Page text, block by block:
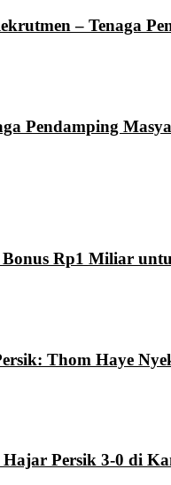
– Tenaga
Pendamping
Rp1 Miliar
Thom Haye
Hajar Persik 3-0 di